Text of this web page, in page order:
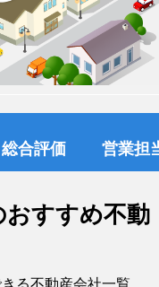
総合評価 営業担
おすすめ不動